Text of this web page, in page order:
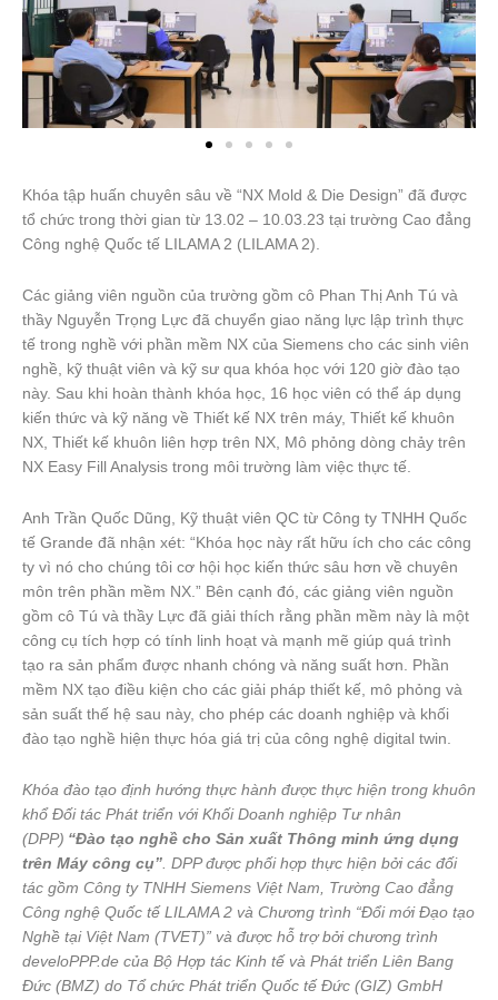
Khóa tập huấn chuyên sâu về “NX Mold & Die Design” đã được
tổ chức trong thời gian từ 13.02 – 10.03.23 tại trường Cao đẳng
Công nghệ Quốc tế LILAMA 2 (LILAMA 2).
Các giảng viên nguồn của trường gồm cô Phan Thị Anh Tú và
thầy Nguyễn Trọng Lực đã chuyển giao năng lực lập trình thực
tế trong nghề với phần mềm NX của Siemens cho các sinh viên
nghề, kỹ thuật viên và kỹ sư qua khóa học với 120 giờ đào tạo
này. Sau khi hoàn thành khóa học, 16 học viên có thể áp dụng
kiến thức và kỹ năng về Thiết kế NX trên máy, Thiết kế khuôn
NX, Thiết kế khuôn liên hợp trên NX, Mô phỏng dòng chảy trên
NX Easy Fill Analysis trong môi trường làm việc thực tế.
Anh Trần Quốc Dũng, Kỹ thuật viên QC từ Công ty TNHH Quốc
tế Grande đã nhận xét: “Khóa học này rất hữu ích cho các công
ty vì nó cho chúng tôi cơ hội học kiến thức sâu hơn về chuyên
môn trên phần mềm NX.” Bên cạnh đó, các giảng viên nguồn
gồm cô Tú và thầy Lực đã giải thích rằng phần mềm này là một
công cụ tích hợp có tính linh hoạt và mạnh mẽ giúp quá trình
tạo ra sản phẩm được nhanh chóng và năng suất hơn. Phần
mềm NX tạo điều kiện cho các giải pháp thiết kế, mô phỏng và
sản suất thế hệ sau này, cho phép các doanh nghiệp và khối
đào tạo nghề hiện thực hóa giá trị của công nghệ digital twin.
Khóa đào tạo định hướng thực hành được thực hiện trong khuôn
khổ Đối tác Phát triển với Khối Doanh nghiệp Tư nhân
(DPP) “Đào tạo nghề cho Sản xuất Thông minh ứng dụng
trên Máy công cụ” . DPP được phối hợp thực hiện bởi các đối
tác gồm Công ty TNHH Siemens Việt Nam, Trường Cao đẳng
Công nghệ Quốc tế LILAMA 2 và Chương trình “Đổi mới Đạo tạo
Nghề tại Việt Nam (TVET)” và được hỗ trợ bởi chương trình
develoPPP.de của Bộ Hợp tác Kinh tế và Phát triển Liên Bang
Đức (BMZ) do Tổ chức Phát triển Quốc tế Đức (GIZ) GmbH